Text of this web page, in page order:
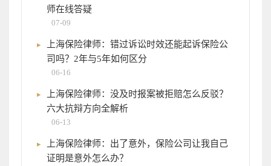
师在线答疑
07-09
上海保险律师：错过诉讼时效还能起诉保险公
司吗？2年与5年如何区分
06-16
上海保险律师：没及时报案被拒赔怎么反驳？
六大抗辩方向全解析
06-13
上海保险律师：出了意外，保险公司让我自己
证明是意外怎么办？